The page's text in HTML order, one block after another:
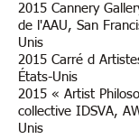
2015 Cannery
de l'AAU, San
Unis
2015 Carré d
États-Unis
2015 « Artist
collective IDSVA,
Unis